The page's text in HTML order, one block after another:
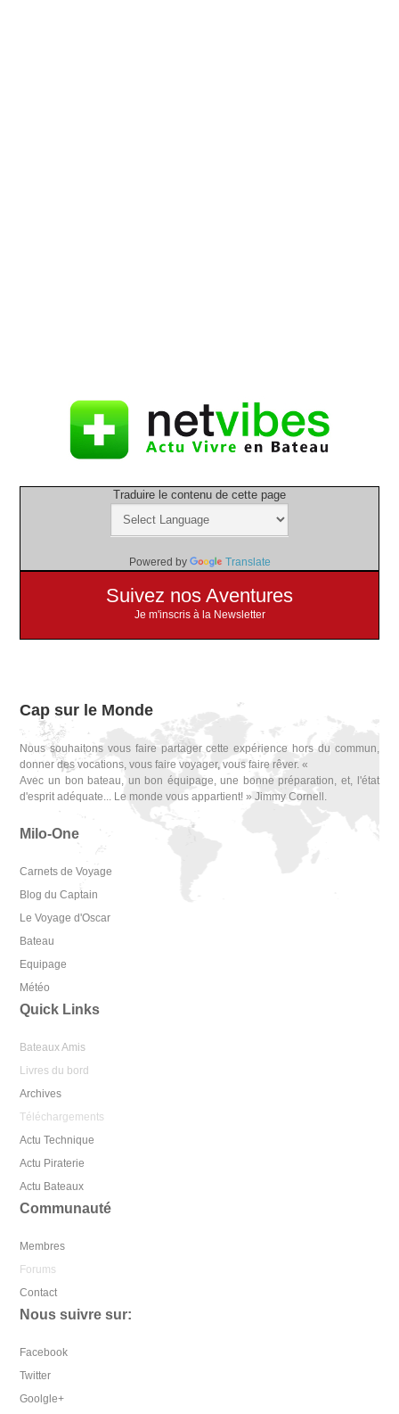
Traduire le contenu de cette page
Powered by Translate
Suivez nos Aventures
Je m'inscris à la Newsletter
Cap sur le Monde
Nous souhaitons vous faire partager cette expérience hors du commun,
donner des vocations, vous faire voyager, vous faire rêver. «
Avec un bon bateau, un bon équipage, une bonne préparation, et, l'état
d'esprit adéquate... Le monde vous appartient! » Jimmy Cornell.
Milo-One
Carnets de Voyage
Blog du Captain
Le Voyage d'Oscar
Bateau
Equipage
Météo
Quick Links
Bateaux Amis
Livres du bord
Archives
Téléchargements
Actu Technique
Actu Piraterie
Actu Bateaux
Communauté
Membres
Forums
Contact
Nous suivre sur:
Facebook
Twitter
Goolgle+